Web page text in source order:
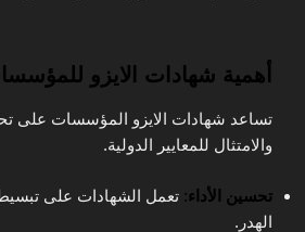
أهمية شهادات الايزو
تساعد شهادات الايزو المؤسسات على
والامتثال للمعايير الدولية.
تحسين الأداء: تعمل الشهادات على تبسيط
الهدر.